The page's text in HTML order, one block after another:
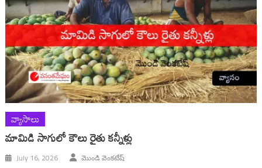
వ్యాసాలు
మామిడి సాగులో కౌలు రైతు కన్నీళ్లు
July 16, 2026 మొండి వెంకటేష్